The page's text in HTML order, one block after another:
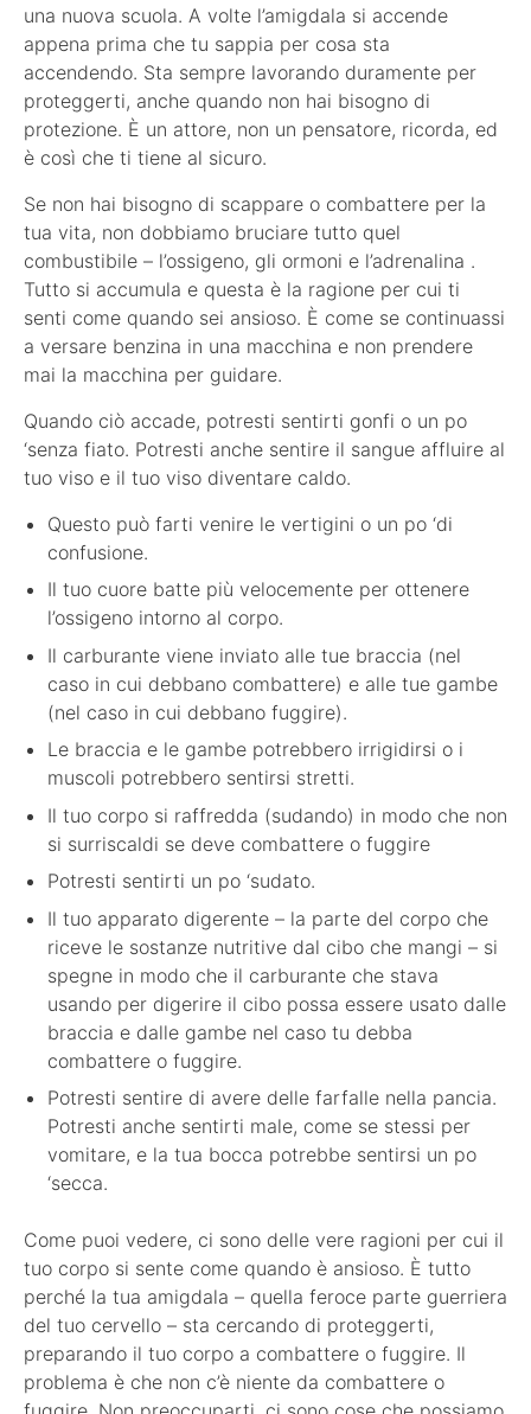
una nuova scuola. A volte l’amigdala si accende
appena prima che tu sappia per cosa sta
accendendo. Sta sempre lavorando duramente per
proteggerti, anche quando non hai bisogno di
protezione. È un attore, non un pensatore, ricorda, ed
è così che ti tiene al sicuro.
Se non hai bisogno di scappare o combattere per la
tua vita, non dobbiamo bruciare tutto quel
combustibile – l’ossigeno, gli ormoni e l’adrenalina .
Tutto si accumula e questa è la ragione per cui ti
senti come quando sei ansioso. È come se continuassi
a versare benzina in una macchina e non prendere
mai la macchina per guidare.
Quando ciò accade, potresti sentirti gonfi o un po
‘senza fiato. Potresti anche sentire il sangue affluire al
tuo viso e il tuo viso diventare caldo.
Questo può farti venire le vertigini o un po ‘di
confusione.
Il tuo cuore batte più velocemente per ottenere
l’ossigeno intorno al corpo.
Il carburante viene inviato alle tue braccia (nel
caso in cui debbano combattere) e alle tue gambe
(nel caso in cui debbano fuggire).
Le braccia e le gambe potrebbero irrigidirsi o i
muscoli potrebbero sentirsi stretti.
Il tuo corpo si raffredda (sudando) in modo che non
si surriscaldi se deve combattere o fuggire
Potresti sentirti un po ‘sudato.
Il tuo apparato digerente – la parte del corpo che
riceve le sostanze nutritive dal cibo che mangi – si
spegne in modo che il carburante che stava
usando per digerire il cibo possa essere usato dalle
braccia e dalle gambe nel caso tu debba
combattere o fuggire.
Potresti sentire di avere delle farfalle nella pancia.
Potresti anche sentirti male, come se stessi per
vomitare, e la tua bocca potrebbe sentirsi un po
‘secca.
Come puoi vedere, ci sono delle vere ragioni per cui il
tuo corpo si sente come quando è ansioso. È tutto
perché la tua amigdala – quella feroce parte guerriera
del tuo cervello – sta cercando di proteggerti,
preparando il tuo corpo a combattere o fuggire. Il
problema è che non c’è niente da combattere o